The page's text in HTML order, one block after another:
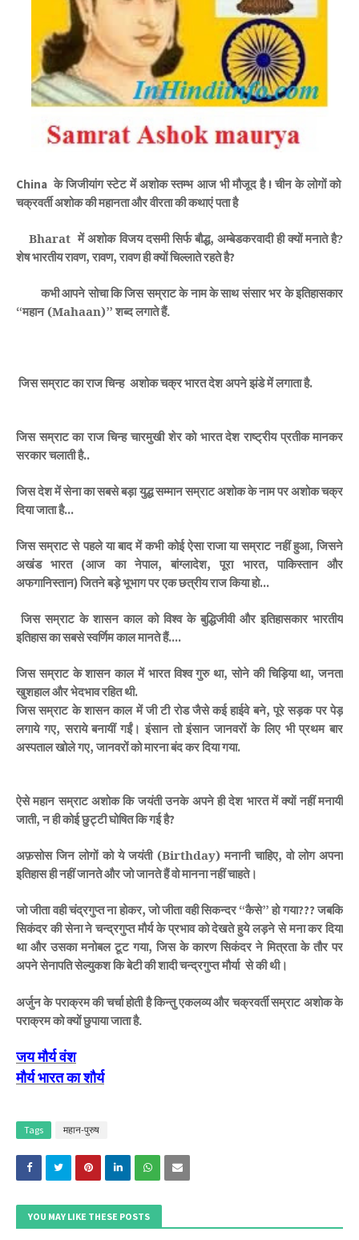
China के जिजीयांग स्टेट में अशोक स्तम्भ आज भी मौजूद है! चीन के लोगों को
चक्रवर्तीअशोककीमहानताऔरवीरताकीकथाएंपताहै
Bharat में अशोक विजय दसमी सिर्फ बौद्ध, अम्बेडकरवादी ही क्यों मनाते है?
शेषभारतीयरावण, रावण, रावणहीक्योंचिल्लातेरहतेहै?
कभीआपनेसोचाकिजिससम्राटकेनामकेसाथसंसारभरकेइतिहासकार
“महान (Mahaan)” शब्दलगातेहैं.
जिससम्राटकाराजचिन्ह अशोकचक्रभारतदेशअपनेझंडेमेंलगाताहै.
जिस सम्राट का राज चिन्ह चारमुखी शेर को भारत देश राष्ट्रीय प्रतीक मानकर
सरकारचलातीहै..
जिसदेशमेंसेनाकासबसेबड़ायुद्धसम्मानसम्राटअशोककेनामपरअशोकचक्र
दियाजाताहै...
जिस सम्राट से पहले या बाद में कभी कोई ऐसा राजा या सम्राट नहीं हुआ,जिसने
अखंड भारत(आज का नेपाल,बांग्लादेश,पूरा भारत, पाकिस्तान और
अफगानिस्तान)जितनेबड़ेभूभागपरएकछत्रीयराजकियाहो...
जिस सम्राट के शासन काल को विश्व के बुद्धिजीवी और इतिहासकार भारतीय
इतिहासकासबसेस्वर्णिमकालमानतेहैं....
जिस सम्राट के शासन काल में भारत विश्व गुरु था, सोने की चिड़िया था,जनता
खुशहालऔरभेदभावरहितथी.
जिस सम्राट के शासन काल में जी टी रोड जैसे कई हाईवे बने,पूरे सड़क पर पेड़
लगाये गए, सराये बनायीं गईं। इंसान तो इंसान जानवरों के लिए भी प्रथम बार
अस्पतालखोलेगए, जानवरोंकोमारनाबंदकरदियागया.
ऐसे महान सम्राट अशोक कि जयंती उनके अपने ही देश भारत में क्यों नहीं मनायी
जाती, नहीकोईछुट्टीघोषितकिगईहै?
अफ़सोस जिन लोगों को ये जयंती (Birthday) मनानी चाहिए, वो लोग अपना
इतिहासहीनहींजानतेऔरजोजानतेहैंवोमाननानहींचाहते।
जोजीतावहीचंद्रगुप्तनाहोकर, जोजीतावहीसिकन्दर“कैसे”होगया???जबकि
सिकंदर की सेनानेचन्द्रगुप्तमौर्यके प्रभाव कोदेखतेहुयेलड़ने से मनाकरदिया
था और उसका मनोबल टूट गया, जिस के कारण सिकंदर ने मित्रता के तौर पर
अपनेसेनापतिसेल्युकशकिबेटीकीशादीचन्द्रगुप्त मौर्या सेकीथी।
अर्जुनकेपराक्रमकीचर्चाहोतीहैकिन्तुएकलव्यऔरचक्रवर्तीसम्राटअशोकके
पराक्रमकोक्योंछुपायाजाताहै.
जयमौर्यवंश
मौर्यभारतकाशौर्य
Tags महान-पुरुष
YOU MAY LIKE THESE POSTS